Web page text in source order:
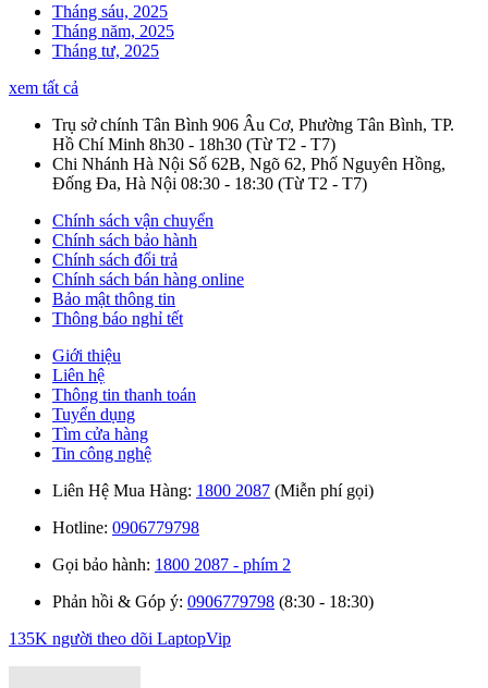
Tháng sáu, 2025
Tháng năm, 2025
Tháng tư, 2025
xem tất cả
Trụ sở chính Tân Bình 906 Âu Cơ, Phường Tân Bình, TP.
Hồ Chí Minh 8h30 - 18h30 (Từ T2 - T7)
Chi Nhánh Hà Nội Số 62B, Ngõ 62, Phố Nguyên Hồng,
Đống Đa, Hà Nội 08:30 - 18:30 (Từ T2 - T7)
Chính sách vận chuyển
Chính sách bảo hành
Chính sách đổi trả
Chính sách bán hàng online
Bảo mật thông tin
Thông báo nghỉ tết
Giới thiệu
Liên hệ
Thông tin thanh toán
Tuyển dụng
Tìm cửa hàng
Tin công nghệ
Liên Hệ Mua Hàng: 1800 2087 (Miễn phí gọi)
Hotline: 0906779798
Gọi bảo hành: 1800 2087 - phím 2
Phản hồi & Góp ý: 0906779798 (8:30 - 18:30)
135K người theo dõi LaptopVip